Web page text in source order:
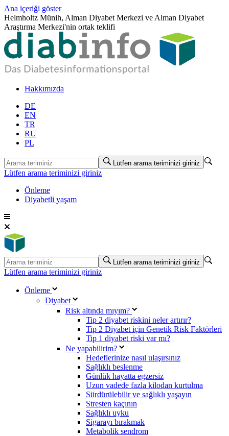
Ana içeriği göster
Helmholtz Münih, Alman Diyabet Merkezi ve Alman Diyabet
Araştırma Merkezi'nin ortak teklifi
Hakkımızda
DE
EN
TR
RU
PL
Lütfen arama teriminizi giriniz
Lütfen arama teriminizi giriniz
Önleme
Diyabetli yaşam
Lütfen arama teriminizi giriniz
Lütfen arama teriminizi giriniz
Önleme
Diyabet
Risk altında mıyım?
Tip 2 diyabet riskini neler artırır?
Tip 2 Diyabet için Genetik Risk Faktörleri
Tip 1 diyabet riski var mı?
Ne yapabilirim?
Hedeflerinize nasıl ulaşırsınız
Sağlıklı beslenme
Günlük hayatta egzersiz
Uzun vadede fazla kilodan kurtulma
Sürdürülebilir ve sağlıklı yaşayın
Stresten kaçının
Sağlıklı uyku
Sigarayı bırakmak
Metabolik sendrom